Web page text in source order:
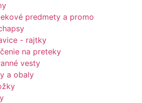
predmety a promo
- rajtky
na preteky
vesty
a obaly